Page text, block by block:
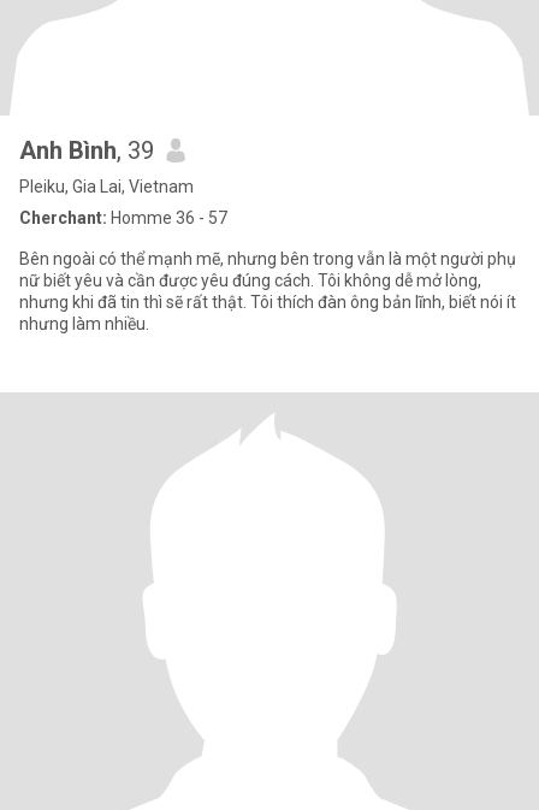
Anh Bình, 39
Pleiku, Gia Lai, Vietnam
Cherchant: Homme 36 - 57
Bên ngoài có thể mạnh mẽ, nhưng bên trong vẫn là một người phụ
nữ biết yêu và cần được yêu đúng cách. Tôi không dễ mở lòng,
nhưng khi đã tin thì sẽ rất thật. Tôi thích đàn ông bản lĩnh, biết nói ít
nhưng làm nhiều.